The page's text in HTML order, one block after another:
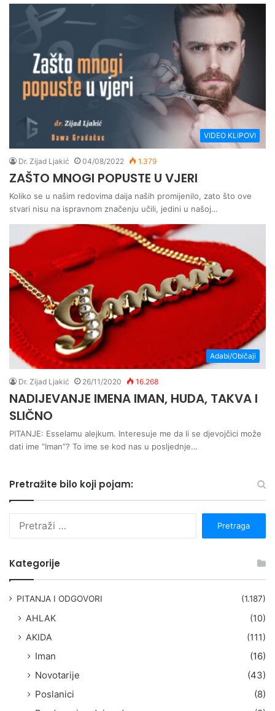
VIDEO KLIPOVI
Dr. Zijad Ljakić 04/08/2022 1.379
ZAŠTO MNOGI POPUSTE U VJERI
Koliko se u našim redovima daija naših promijenilo, zato što ove
stvari nisu na ispravnom značenju učili, jedini u našoj…
Adabi/Običaji
Dr. Zijad Ljakić 26/11/2020 16.268
NADIJEVANJE IMENA IMAN, HUDA, TAKVA I
SLIČNO
PITANJE: Esselamu alejkum. Interesuje me da li se djevojčici može
dati ime “Iman”? To ime se kod nas u posljednje…
Pretražite bilo koji pojam:
Kategorije
PITANJA I ODGOVORI (1.187)
AHLAK
(10)
AKIDA
(111)
Iman
(16)
Novotarije
(43)
Poslanici
(8)